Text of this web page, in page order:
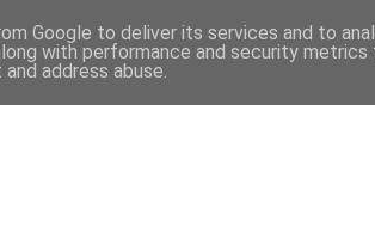
Google to deliver its services and to
with performance and security
address abuse.